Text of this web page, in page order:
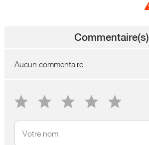
Commentaire(s)
Aucun commentaire